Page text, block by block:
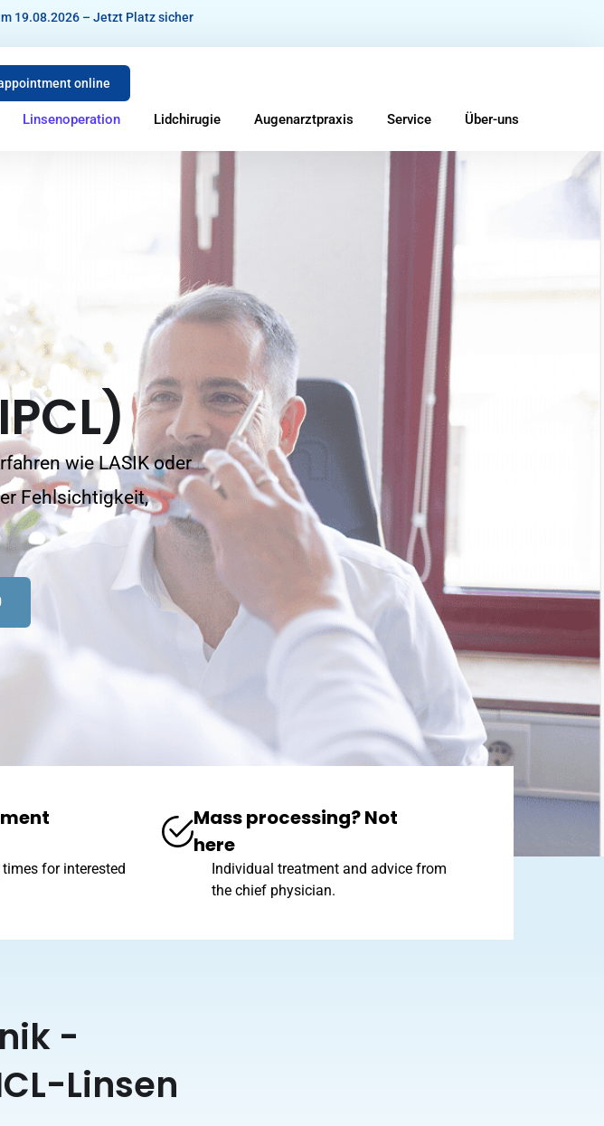
19.08.2026 – Jetzt Platz sicher
online
Linsenoperation Lidchirugie Augenarztpraxis Service Über-uns
wie LASIK oder
Fehlsichtigkeit,
for interested
Mass processing? Not
here
Individual treatment and advice from
the chief physician.
-
Linsen